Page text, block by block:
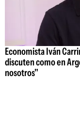
Economista Iván
discuten como en
nosotros"